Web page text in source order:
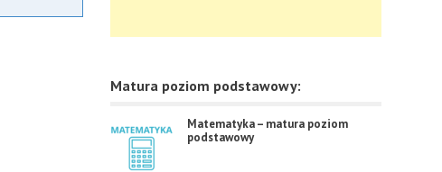
Matura poziom podstawowy:
Matematyka – matura poziom
podstawowy